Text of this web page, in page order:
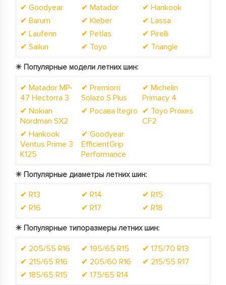
✔ Goodyear
✔ Matador
✔ Hankook
✔ Barum
✔ Kleber
✔ Lassa
✔ Laufenn
✔ Petlas
✔ Pirelli
✔ Sailun
✔ Toyo ✔ Triangle
☀ Популярные модели летних шин:
✔ Matador MP-
47 Hectorra 3
✔ Premiorri
Solazo S Plus
✔ Michelin
Primacy 4
✔ Nokian
Nordman SX2
✔ Росава Itegro ✔ Toyo Proxes
CF2
✔ Hankook
Ventus Prime 3
K125
✔ Goodyear
EfficientGrip
Performance
☀ Популярные диаметры летних шин:
✔ R13 ✔ R14
✔ R15
✔ R16
✔ R17 ✔ R18
☀ Популярные типоразмеры летних шин:
✔ 205/55 R16 ✔ 195/65 R15
✔ 175/70 R13
✔ 215/65 R16
✔ 205/60 R16
✔ 215/55 R17
✔ 185/65 R15
✔ 175/65 R14